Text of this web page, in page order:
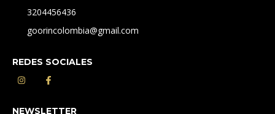
3204456436
goorincolombia@gmail.com
REDES SOCIALES
NEWSLETTER